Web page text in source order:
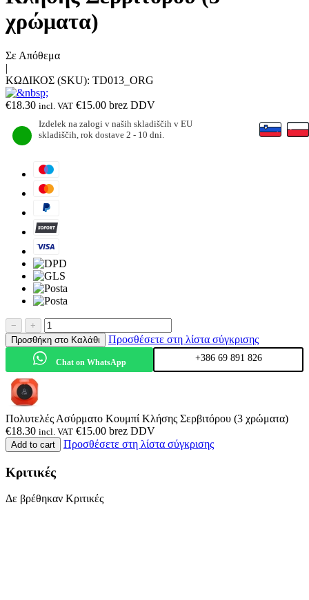
χρώματα)
Σε Απόθεμα
|
ΚΩΔΙΚΟΣ (SKU): TD013_ORG
€18.30 incl. VAT €15.00 brez DDV
Izdelek na zalogi v naših skladiščih v EU
skladiščih, rok dostave 2 - 10 dni.
−
+
Προσθήκη στο Καλάθι
Προσθέσετε στη λίστα σύγκρισης
Chat on WhatsApp +386 69 891 826
Πολυτελές Ασύρματο Κουμπί Κλήσης Σερβιτόρου (3 χρώματα)
€18.30 incl. VAT €15.00 brez DDV
Add to cart Προσθέσετε στη λίστα σύγκρισης
Κριτικές
Δε βρέθηκαν Κριτικές